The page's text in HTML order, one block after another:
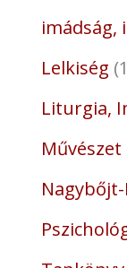
imádság,
Lelkiség
Liturgia,
Művészet